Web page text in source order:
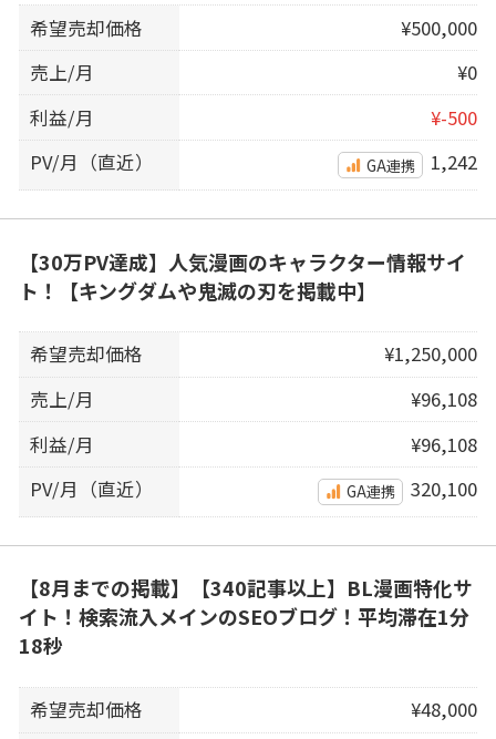
希望売却価格
¥500,000
売上/月
¥0
利益/月
¥-500
PV/月（直近）
GA連携 1,242
【30万PV達成】人気漫画のキャラクター情報サイ
ト！【キングダムや鬼滅の刃を掲載中】
希望売却価格
¥1,250,000
売上/月
¥96,108
利益/月
¥96,108
PV/月（直近）
GA連携 320,100
【8月までの掲載】【340記事以上】BL漫画特化サ
イト！検索流入メインのSEOブログ！平均滞在1分
18秒
希望売却価格
¥48,000